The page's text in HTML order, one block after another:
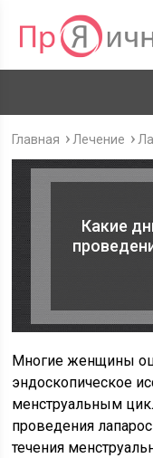
Главная Лечение
Какие
Многие женщины
эндоскопическое
менструальным
проведения
течения